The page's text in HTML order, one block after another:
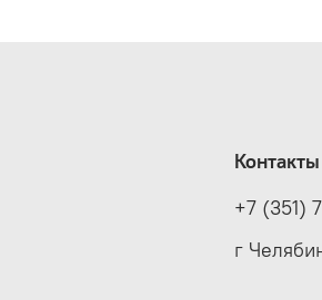
Контакты
+7 (351)
г